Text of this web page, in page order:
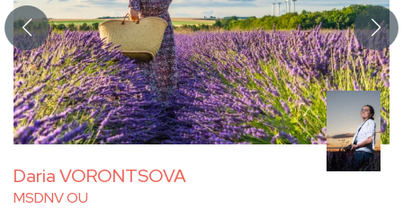
Daria VORONTSOVA
MSDNV OU